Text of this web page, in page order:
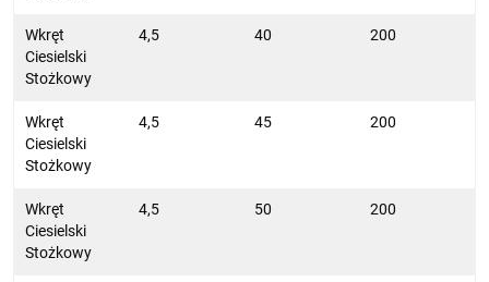
Wkręt
Ciesielski
Stożkowy
4,5 40 200
Wkręt
Ciesielski
Stożkowy
4,5 45 200
Wkręt
Ciesielski
Stożkowy
4,5 50 200